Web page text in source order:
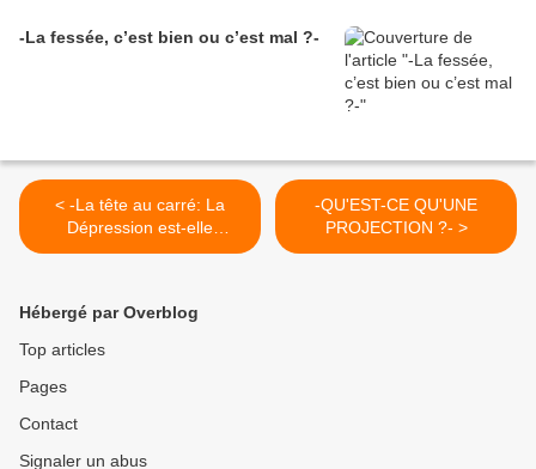
-La fessée, c’est bien ou c’est mal ?-
< -La tête au carré: La
Dépression est-elle
devenue une épidémie ?-
-QU'EST-CE QU'UNE
PROJECTION ?- >
Hébergé par Overblog
Top articles
Pages
Contact
Signaler un abus